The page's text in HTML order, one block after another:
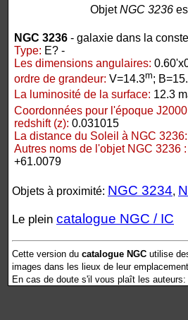
ObjetNGC 3236
NGC 3236 - galaxie dans la
Type: E? -
Les dimensions angulaires:
ordre de grandeur: V=14.3m;
La luminosité de la surface: 12.3
Coordonnées pour l'époque
redshift (z): 0.031015
La distance du Soleil à NGC 3236:
Autres noms de l'objet NGC 3236 :
+61.0079
Objets à proximité: NGC 3234,
Le plein catalogue NGC / IC
Cette version du catalogue NGC utilise
images dans les lieux de leur
En cas de doute s'il vous plaît les